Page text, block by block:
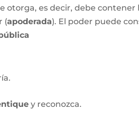
otorga, es decir, debe
(apoderada). El poder puede
y reconozca.